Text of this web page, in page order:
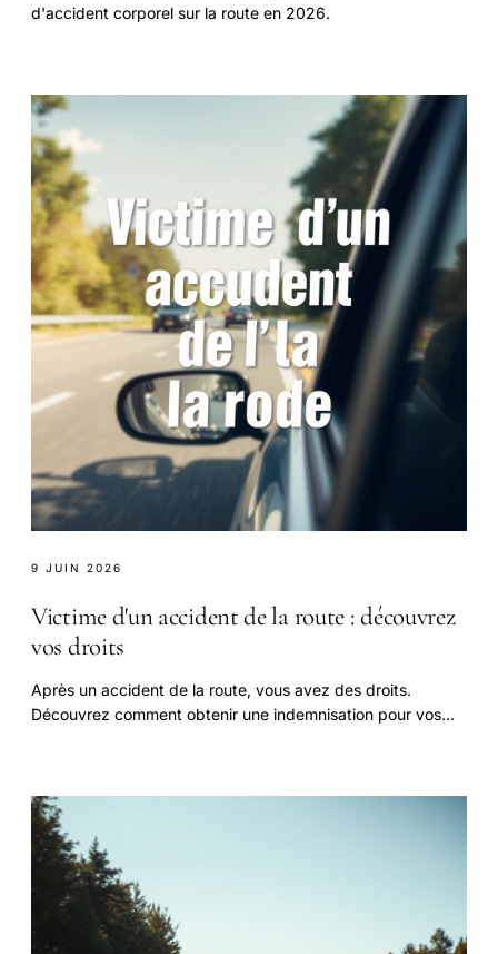
d'accident corporel sur la route en 2026.
9 JUIN 2026
Victime d'un accident de la route : découvrez
vos droits
Après un accident de la route, vous avez des droits.
Découvrez comment obtenir une indemnisation pour vos